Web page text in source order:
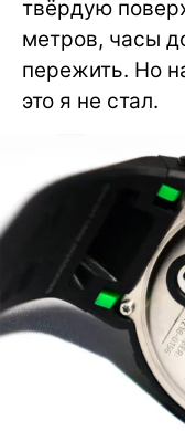
твёрдую
метров, часы
пережить. Но
это я не стал.